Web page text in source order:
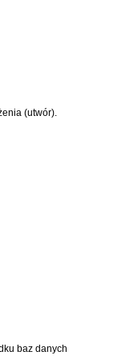
(utwór).
baz danych